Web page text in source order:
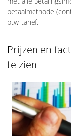
betaalmethode
btw-tarief.
Prijzen en
te zien